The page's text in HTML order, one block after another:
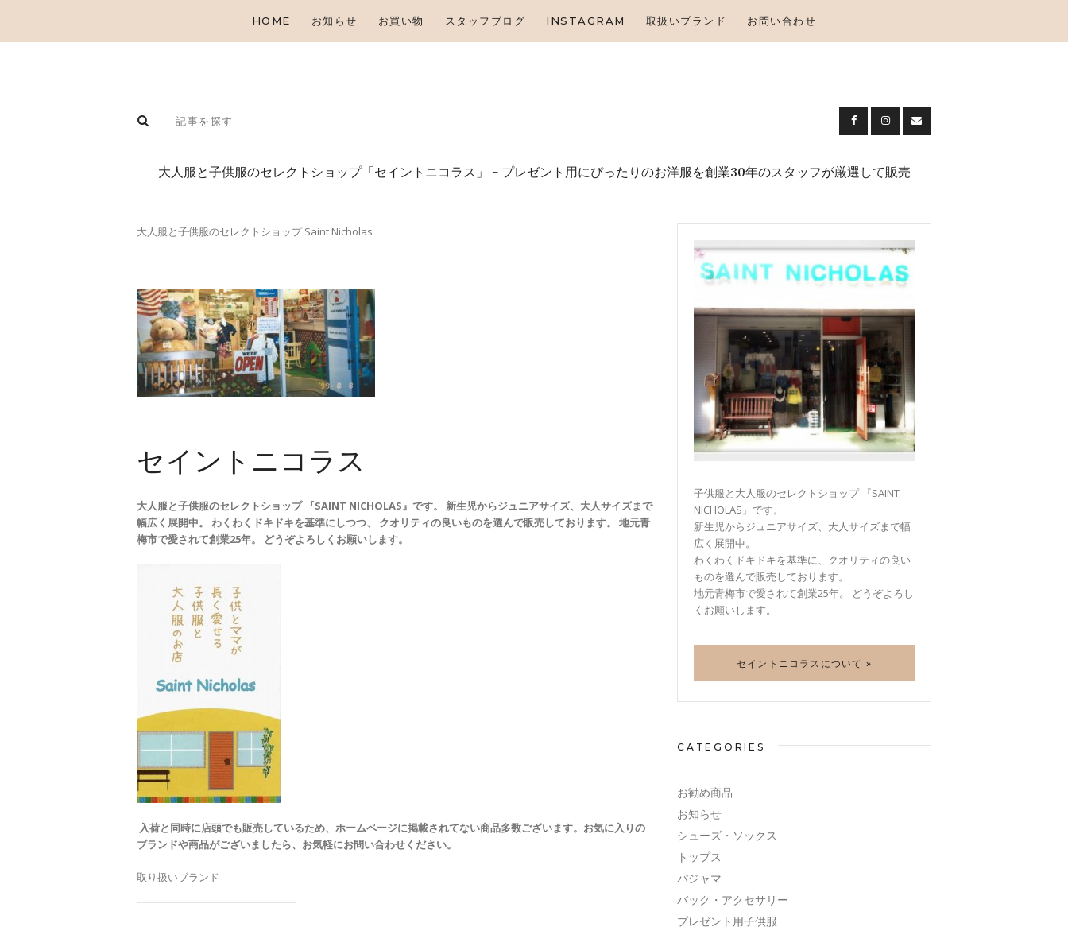
HOME お知らせ お買い物 スタッフブログ INSTAGRAM 取扱いブランド お問い合わせ
⼤⼈服と⼦供服のセレクトショップ「セイントニコラス」 – プレゼント⽤にぴったりのお洋服を創業30年のスタッフが厳選して販売
HOME
INSTAGRAM
大人服と子供服のセレクトショップ Saint Nicholas
セイントニコラス
大人服と子供服のセレクトショップ 『SAINT NICHOLAS』です。 新生児からジュニアサイズ、大人サイズまで
幅広く展開中。 わくわくドキドキを基準にしつつ、 クオリティの良いものを選んで販売しております。 地元青
梅市で愛されて創業25年。 どうぞよろしくお願いします。
入荷と同時に店頭でも販売しているため、ホームページに掲載されてない商品多数ございます。お気に入りの
ブランドや商品がございましたら、お気軽にお問い合わせください。
取り扱いブランド
子供服と大人服のセレクトショップ 『SAINT
NICHOLAS』です。
新生児からジュニアサイズ、大人サイズまで幅
広く展開中。
わくわくドキドキを基準に、クオリティの良い
ものを選んで販売しております。
地元青梅市で愛されて創業25年。 どうぞよろし
くお願いします。
セイントニコラスについて »
CATEGORIES
お勧め商品
お知らせ
シューズ・ソックス
トップス
パジャマ
バック・アクセサリー
プレゼント用子供服